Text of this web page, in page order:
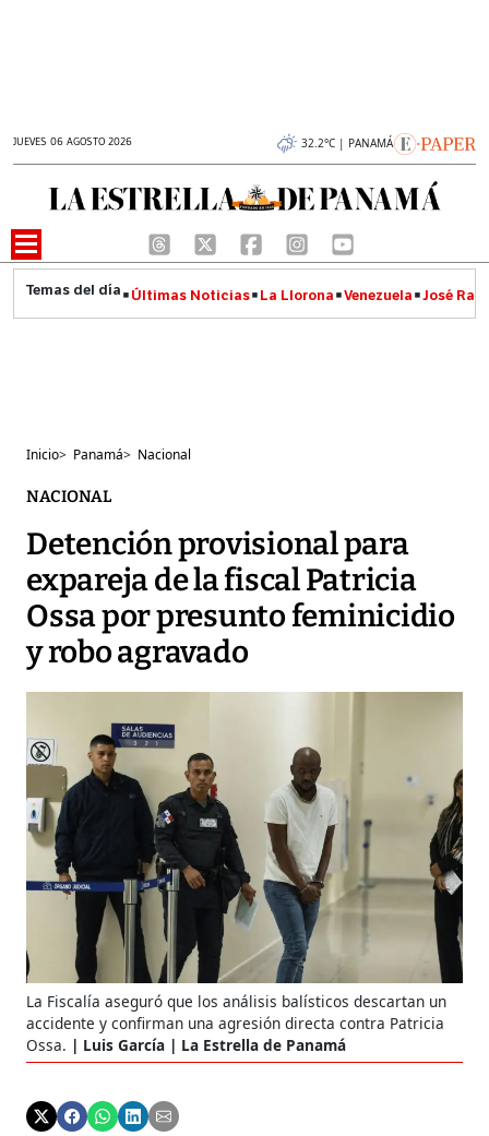
JUEVES 06 AGOSTO 2026 32.2°C | PANAMÁ
Últimas Noticias La Llorona Venezuela José
Inicio> Panamá> Nacional
NACIONAL
Detención provisional para
expareja de la fiscal Patricia
Ossa por presunto feminicidio
y robo agravado
La Fiscalía aseguró que los análisis balísticos descartan un
accidente y confirman una agresión directa contra Patricia
Ossa.
Luis García | La Estrella de Panamá